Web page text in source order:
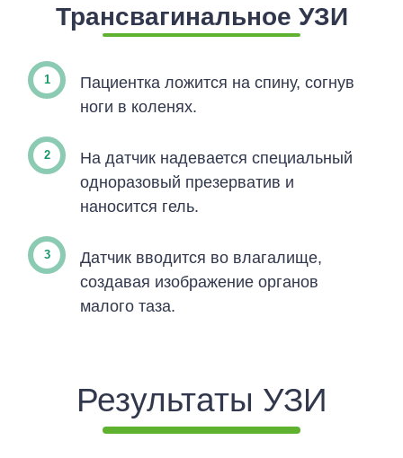
Трансвагинальное УЗИ
Пациентка ложится на спину, согнув
ноги в коленях.
На датчик надевается специальный
одноразовый презерватив и
наносится гель.
Датчик вводится во влагалище,
создавая изображение органов
малого таза.
Результаты УЗИ